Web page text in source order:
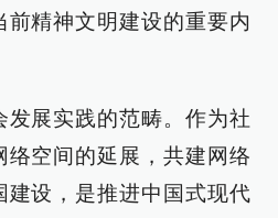
前精神文明建设的重要内
展实践的范畴。作为社
空间的延展，共建网络
建设，是推进中国式现代